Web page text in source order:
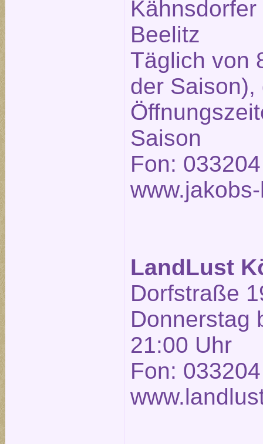
Beelitz
Täglich von
der Saison),
Saison
Fon:
LandLust
Dorfstraße
Donnerstag
21:00 Uhr
Fon: